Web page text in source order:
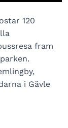
120
fram
i Gävle